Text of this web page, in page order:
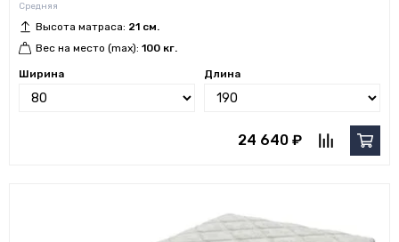
Средняя
Высота матраса: 21 см.
Вес на место (max): 100 кг.
Ширина Длина
24 640 ₽